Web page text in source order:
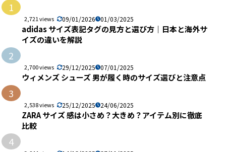
1
2,721 views 09/01/2026 01/03/2025
adidas サイズ表記タグの見方と選び方｜日本と海外サ
イズの違いを解説
2
2,700 views 29/12/2025 07/01/2025
ウィメンズ シューズ 男が履く時のサイズ選びと注意点
3
2,538 views 25/12/2025 24/06/2025
ZARA サイズ 感は小さめ？大きめ？アイテム別に徹底
比較
4